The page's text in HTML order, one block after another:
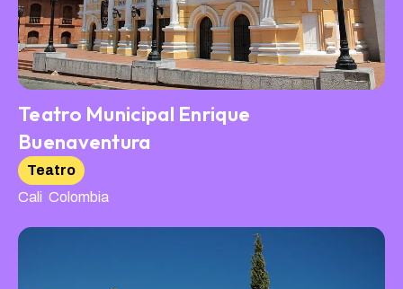
Teatro Municipal Enrique
Buenaventura
Teatro
Cali Colombia